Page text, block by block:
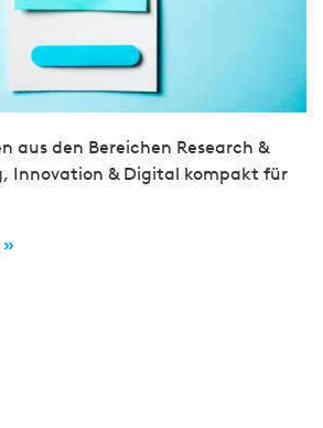
aus den Bereichen Research &
Innovation & Digital kompakt für
»